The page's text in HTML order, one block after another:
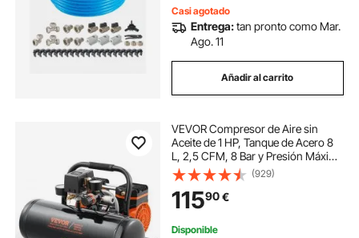
Casi agotado
Entrega:tan pronto como Mar.
Ago. 11
Añadir al carrito
VEVOR Compresor de Aire sin
Aceite de 1 HP, Tanque de Acero 8
L, 2,5 CFM, 8 Bar y Presión Máxima
de 120 PSI, Portátil Ultrasilencioso
de 81 dB, para Reparación de
Automóviles, 485 x 390 x 385 mm
(929)
11590€
Disponible